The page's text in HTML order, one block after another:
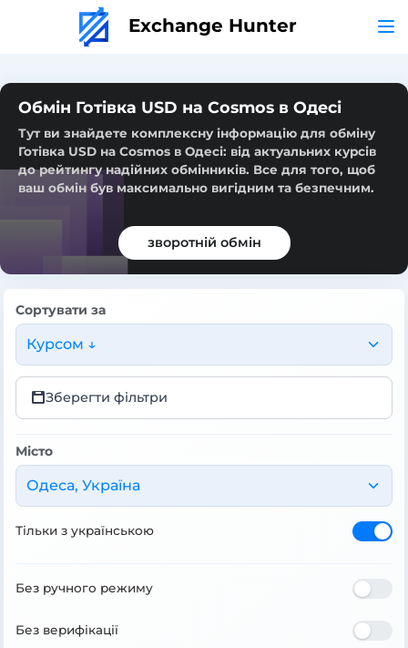
Exchange Hunter
Обмін Готівка USD на Cosmos в Одесі
Тут ви знайдете комплексну інформацію для обміну
Готівка USD на Cosmos в Одесі: від актуальних курсів
до рейтингу надійних обмінників. Все для того, щоб
ваш обмін був максимально вигідним та безпечним.
зворотній обмін
Сортувати за
Курсом ↓
Зберегти фільтри
Місто
Одеса, Україна
Тільки з українською
Без ручного режиму
Без верифікації